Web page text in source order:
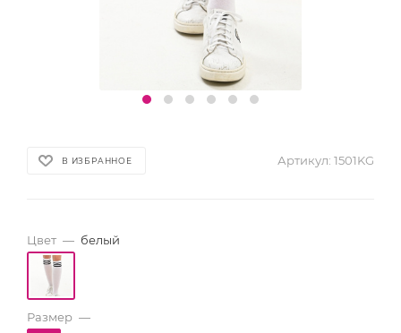
В ИЗБРАННОЕ Артикул: 1501KG
Цвет — белый
Размер —